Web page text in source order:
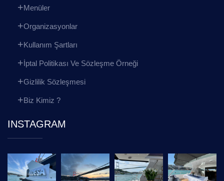
Menüler
Organizasyonlar
Kullanım Şartları
İptal Politikası Ve Sözleşme Örneği
Gizlilik Sözleşmesi
Biz Kimiz ?
INSTAGRAM